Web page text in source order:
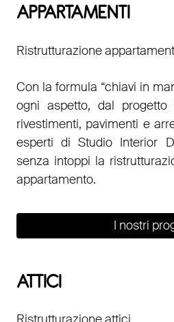
APPARTAMENTI
Ristrutturazione
Con la formula “chiavi in
ogni aspetto, dal
rivestimenti, pavimenti e
esperti di Studio Interior
senza intoppi la
appartamento.
I nostri
ATTICI